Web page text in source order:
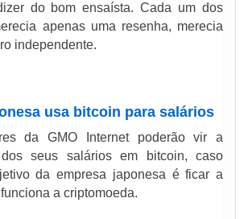
do bom ensaísta. Cada um dos
apenas uma resenha, merecia
independente.
usa bitcoin para salários
da GMO Internet poderão vir a
seus salários em bitcoin, caso
da empresa japonesa é ficar a
a criptomoeda.